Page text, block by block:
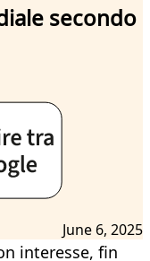
secondo
June 6, 2025
interesse, fin